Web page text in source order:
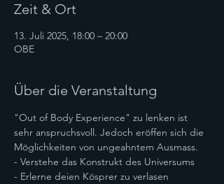
Zeit & Ort
13. Juli 2025, 18:00 – 20:00
OBE
Über die Veranstaltung
"Out of Body Experience" zu lenken ist
sehr anspruchsvoll. Jedoch eröffen sich die
Möglichkeiten von ungeahntem Ausmass.
- Verstehe das Konstrukt des Universums
- Erlerne deien Kösprer zu verlasen